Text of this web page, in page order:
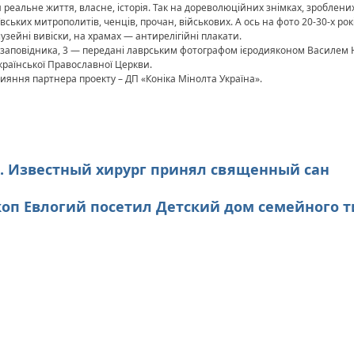
реальне життя, власне, історія. Так на дореволюційних знімках,
митрополитів, ченців, прочан, військових. А ось на фото 20-30-х
вивіски, на храмах — антирелігійні плакати.
3 — передані лаврським фотографом ієродияконом
Православної Церкви.
партнера проекту – ДП «Коніка Мінолта Україна».
Известный хирург принял священный сан
Евлогий посетил Детский дом семейного